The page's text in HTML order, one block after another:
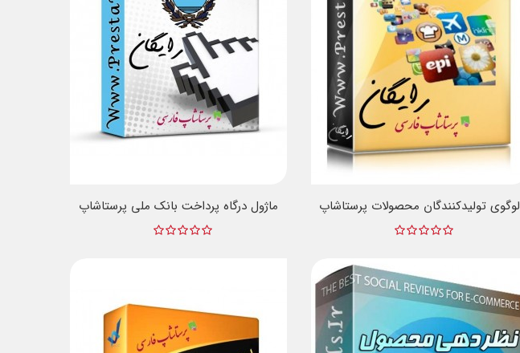
لوگوی تولیدکنندگان محصولات پرستاشاپ ماژول درگاه پرداخت بانک ملی پرستاشاپ